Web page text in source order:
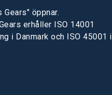
Gears" öppnar.
erhåller ISO 14001
i Danmark och ISO 45001 i